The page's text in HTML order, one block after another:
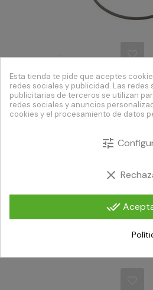
Decelerador Harley Davidson
Esta tienda te pide que aceptes
redes sociales y publicidad. Las redes
publicitarias de terceros se utilizan
redes sociales y anuncios
cookies y el procesamiento de datos
tune
clear
done_all